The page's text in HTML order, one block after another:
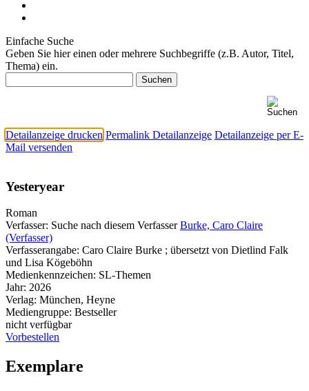
Einfache Suche
Geben Sie hier einen oder mehrere Suchbegriffe (z.B. Autor, Titel,
Thema) ein.
Detailanzeige drucken Permalink Detailanzeige Detailanzeige per E-
Mail versenden
Yesteryear
Roman
Verfasser: Suche nach diesem Verfasser Burke, Caro Claire
(Verfasser)
Verfasserangabe: Caro Claire Burke ; übersetzt von Dietlind Falk
und Lisa Kögeböhn
Medienkennzeichen: SL-Themen
Jahr: 2026
Verlag: München, Heyne
Mediengruppe: Bestseller
nicht verfügbar
Vorbestellen
Exemplare